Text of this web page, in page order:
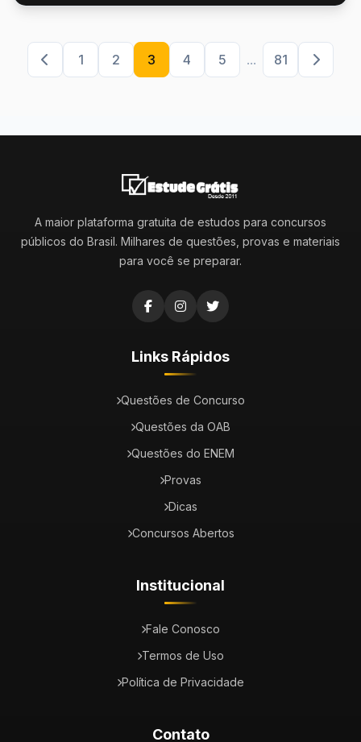
1 2 3 4 5 ... 81
A maior plataforma gratuita de estudos para concursos
públicos do Brasil. Milhares de questões, provas e materiais
para você se preparar.
Links Rápidos
Questões de Concurso
Questões da OAB
Questões do ENEM
Provas
Dicas
Concursos Abertos
Institucional
Fale Conosco
Termos de Uso
Política de Privacidade
Contato